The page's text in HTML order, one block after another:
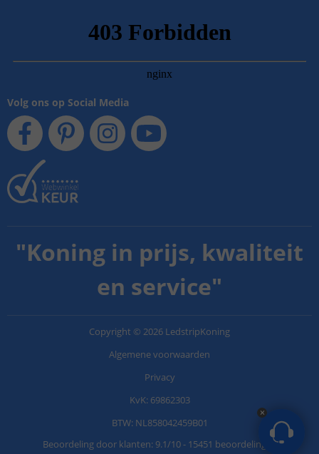
Volg ons op Social Media
"Koning in prijs, kwaliteit
en service"
Copyright © 2026 LedstripKoning
Algemene voorwaarden
Privacy
KvK: 69862303
BTW: NL858042459B01
Beoordeling door klanten: 9.1/10- 15451 beoordelingen